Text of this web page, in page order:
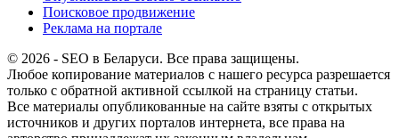
Поисковое продвижение
Реклама на портале
© 2026 - SEO в Беларуси. Все права защищены.
Любое копирование материалов с нашего ресурса разрешается
только с обратной активной ссылкой на страницу статьи.
Все материалы опубликованные на сайте взяты с открытых
источников и других порталов интернета, все права на